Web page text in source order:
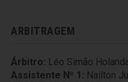
ARBITRAGEM
Árbitro: Léo Simão
Assistente Nº 1: Nailton